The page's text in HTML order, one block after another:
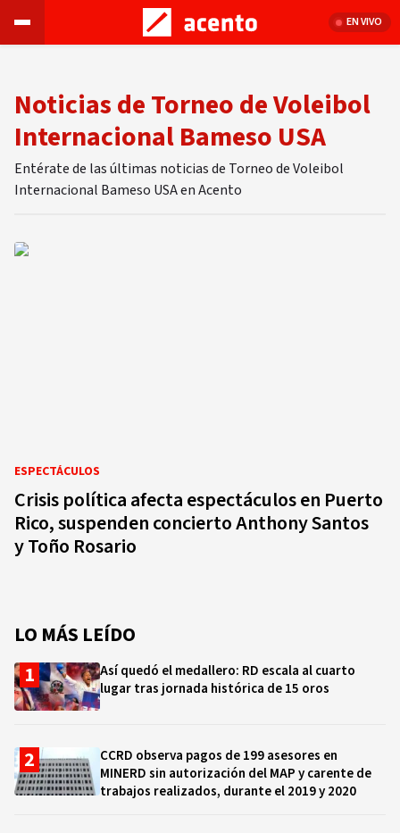
EN VIVO
Noticias de Torneo de Voleibol
Internacional Bameso USA
Entérate de las últimas noticias de Torneo de Voleibol
Internacional Bameso USA en Acento
ESPECTÁCULOS
Crisis política afecta espectáculos en Puerto
Rico, suspenden concierto Anthony Santos
y Toño Rosario
LO MÁS LEÍDO
Así quedó el medallero: RD escala al cuarto
lugar tras jornada histórica de 15 oros
CCRD observa pagos de 199 asesores en
MINERD sin autorización del MAP y carente de
trabajos realizados, durante el 2019 y 2020